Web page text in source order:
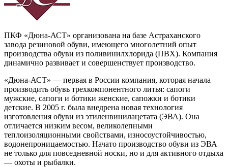
ПКФ «Дюна-АСТ» организована на базе Астраханского
завода резиновой обуви, имеющего многолетний опыт
производства обуви из поливинилхлорида (ПВХ). Компания
динамично развивает и совершенствует производство.
«Дюна-АСТ» — первая в России компания, которая начала
производить обувь трехкомпонентного литья: сапоги
мужские, сапоги и ботики женские, сапожки и ботики
детские. В 2005 г. была внедрена новая технология
изготовления обуви из этиленвинилацетата (ЭВА). Она
отличается низким весом, великолепными
теплоизоляционными свойствами, износоустойчивостью,
водонепроницаемостью. Начато производство обуви из ЭВА
не только для повседневной носки, но и для активного отдыха
— охоты и рыбалки.